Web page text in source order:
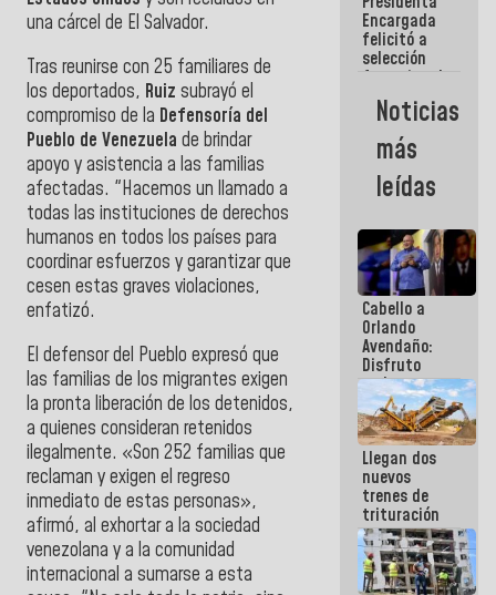
una cárcel de El Salvador.
Tras reunirse con 25 familiares de
los deportados, Ruiz subrayó el
compromiso de la Defensoría del
Pueblo de Venezuela de brindar
apoyo y asistencia a las familias
afectadas. "Hacemos un llamado a
todas las instituciones de derechos
humanos en todos los países para
coordinar esfuerzos y garantizar que
cesen estas graves violaciones,
enfatizó.
El defensor del Pueblo expresó que
las familias de los migrantes exigen
la pronta liberación de los detenidos,
a quienes consideran retenidos
ilegalmente. «Son 252 familias que
reclaman y exigen el regreso
inmediato de estas personas»,
afirmó, al exhortar a la sociedad
venezolana y a la comunidad
internacional a sumarse a esta
de nuestra
América
Encargada
felicitó a
selección
femenina de
baloncesto
por su
clasificación
a la
AmeriCup
2027
Noticias
más
leídas
Cabello a
Orlando
Avendaño:
Disfruto
cada vez
que escribes
porque lo
que haces
es
embarrarla
Llegan dos
nuevos
trenes de
trituración
para
optimizar
manejo de